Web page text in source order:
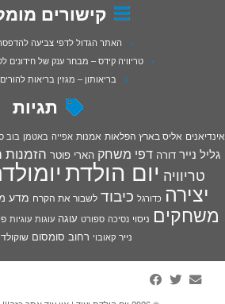
קישורים
האתר הגדול לדפי צביעה להדפסה
טריוויה קידס – מבחר ענק של חידונים
בריאותון – מגזין בריאות להורים
תגיות
אינדיאנים אליס בארץ הפלאות אמנות אפייה באטמן בוב
גליל נייר דורה דפי משחק הארי פוטר הזמנות
טריוויה יום הולדת
יצירה כדורגל כיבוד לשבור את הקרח מדע
משחקים ניסוי נסיכה ספורט עוגה עוגות עוגיות
נייר קאובוי רחוב סומסום שוקולד